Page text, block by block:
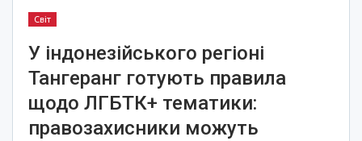
Світ
У індонезійського регіоні
Тангеранг готують правила
щодо ЛГБТК+ тематики:
правозахисники можуть